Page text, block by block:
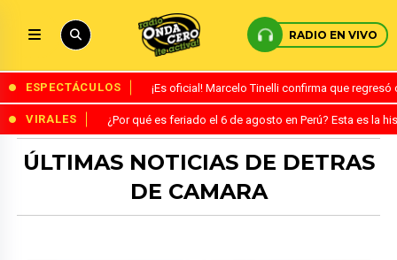
RADIO EN VIVO
ESPECTÁCULOS ¡Es oficial! Marcelo Tinelli confirma que
VIRALES ¿Por qué es feriado el 6 de agosto en Perú? Esta es la
ÚLTIMAS NOTICIAS DE DETRAS
DE CAMARA